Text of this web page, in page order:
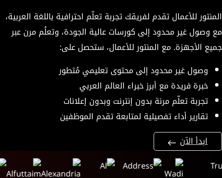
المنتور للأعمال تقدم لفريقك تجربة تعلّم احترافية باللغة العربية،
مع وصول غير محدود إلى كورسات عالية الجودة، وتعلُم مرن عبر
جميع الأجهزة. مع المنتور للأعمال، ستحصل على:
وصول غير محدود إلى محتوى تعليمي مُتطور
خبرة فريدة مع أبرز خبراء العالم العربي
تجربة تعلّم مرنة بدون إنترنت وبدون إعلانات
تقارير أداء تفصيلية لمتابعة تقدم الموظفين
ابدأ الآن